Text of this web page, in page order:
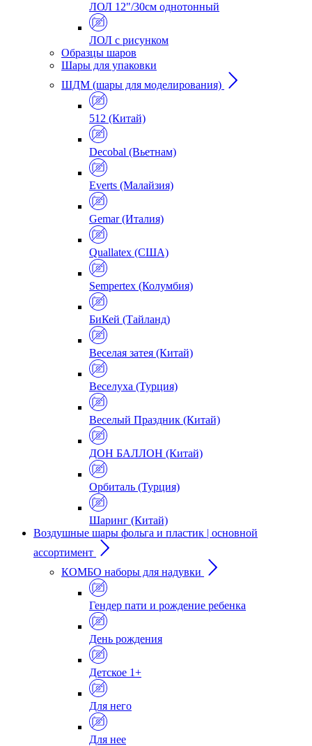
ЛОЛ 12"/30см однотонный
ЛОЛ с рисунком
Образцы шаров
Шары для упаковки
ШДМ (шары для моделирования)
512 (Китай)
Decobal (Вьетнам)
Everts (Малайзия)
Gemar (Италия)
Quallatex (США)
Sempertex (Колумбия)
БиКей (Тайланд)
Веселая затея (Китай)
Веселуха (Турция)
Веселый Праздник (Китай)
ДОН БАЛЛОН (Китай)
Орбиталь (Турция)
Шаринг (Китай)
Воздушные шары фольга и пластик | основной
ассортимент
КОМБО наборы для надувки
Гендер пати и рождение ребенка
День рождения
Детское 1+
Для него
Для нее